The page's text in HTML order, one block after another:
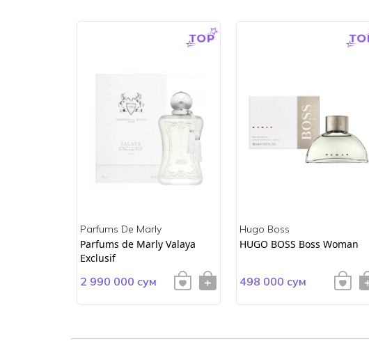
Parfums De Marly
Parfums de Marly Valaya
Exclusif
2 990 000 сум
Hugo Boss
HUGO BOSS Boss Woman
498 000 сум